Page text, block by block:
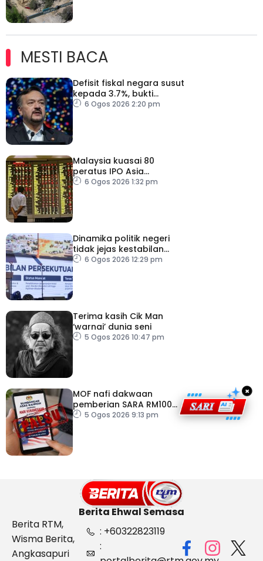
MESTI BACA
Defisit fiskal negara susut
kepada 3.7%, bukti
keyakinan pelabur masih
6 Ogos 2026 2:20 pm
Malaysia kuasai 80
peratus IPO Asia
Tenggara, kumpul AS$1.4
6 Ogos 2026 1:32 pm
Dinamika politik negeri
tidak jejas kestabilan
Kerajaan Perpaduan
6 Ogos 2026 12:29 pm
Terima kasih Cik Man
‘warnai’ dunia seni
5 Ogos 2026 10:47 pm
MOF nafi dakwaan
pemberian SARA RM100
sempena Hari
5 Ogos 2026 9:13 pm
×
Berita Ehwal Semasa
Berita RTM,
Wisma Berita,
Angkasapuri
: +60322823119
: